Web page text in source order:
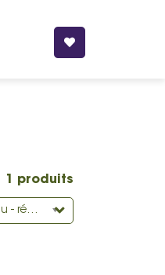
1 produits
+ récent au - récent